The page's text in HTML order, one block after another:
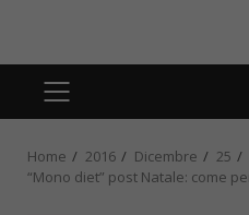
PRIMARY
MENU
Home 2016 Dicembre
25
“Mono diet” post Natale: come